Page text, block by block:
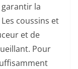
la
coussins et
et de
Pour